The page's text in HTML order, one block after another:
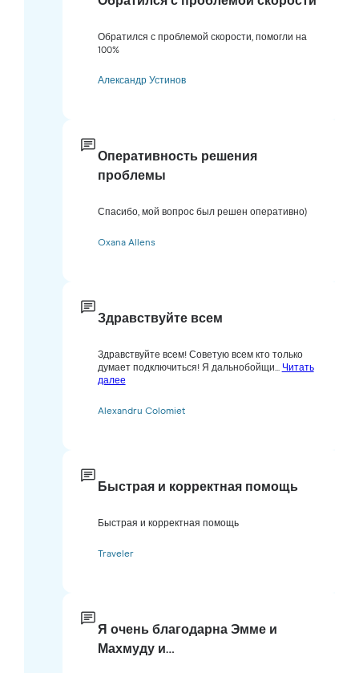
Обратился с проблемой скорости, помогли на
100%
Александр Устинов
Оперативность решения
проблемы
Спасибо, мой вопрос был решен оперативно)
Oxana Allens
Здравствуйте всем
Здравствуйте всем! Советую всем кто только
думает подключиться! Я дальнобойщи... Читать
далее
Alexandru Colomiet
Быстрая и корректная помощь
Быстрая и корректная помощь
Traveler
Я очень благодарна Эмме и
Махмуду и…